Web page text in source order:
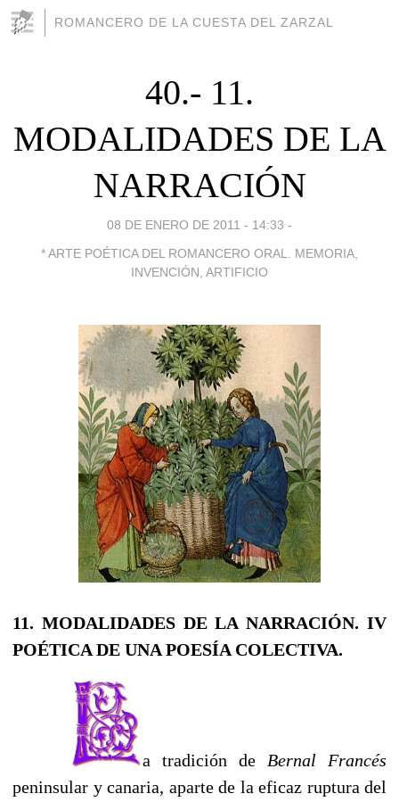
ROMANCERO DE LA CUESTA DEL ZARZAL
40.- 11.
MODALIDADES DE LA
NARRACIÓN
08 DE ENERO DE 2011 - 14:33 -
* ARTE POÉTICA DEL ROMANCERO ORAL. MEMORIA,
INVENCIÓN, ARTIFICIO
11. MODALIDADES DE LA NARRACIÓN. IV
POÉTICA DE UNA POESÍA COLECTIVA.
a tradición de Bernal Francés
peninsular y canaria, aparte de la eficaz ruptura del